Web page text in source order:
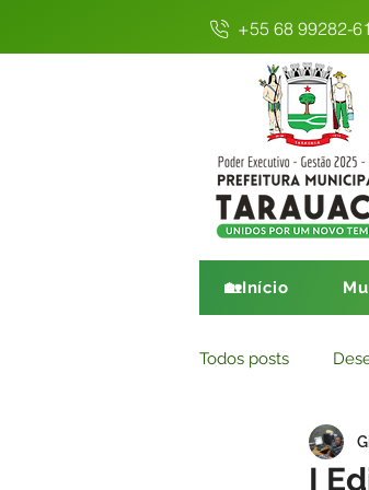
+55 68 99282-
🏡Início
Todos posts
I